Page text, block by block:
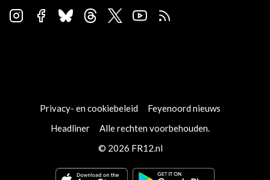
Privacy- en cookiebeleid
Feyenoord nieuws
Headliner
Alle rechten voorbehouden.
© 2026 FR12.nl